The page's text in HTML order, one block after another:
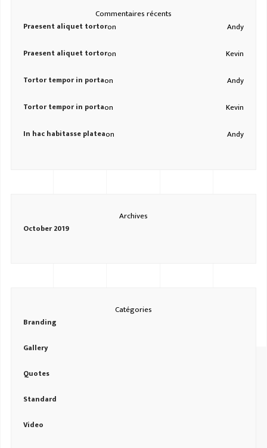
Commentaires récents
Andy
on
Praesent aliquet tortor
Kevin
on
Praesent aliquet tortor
Andy
on
Tortor tempor in porta
Kevin
on
Tortor tempor in porta
Andy
on
In hac habitasse platea
Archives
October 2019
Catégories
Branding
Gallery
Quotes
Standard
Video